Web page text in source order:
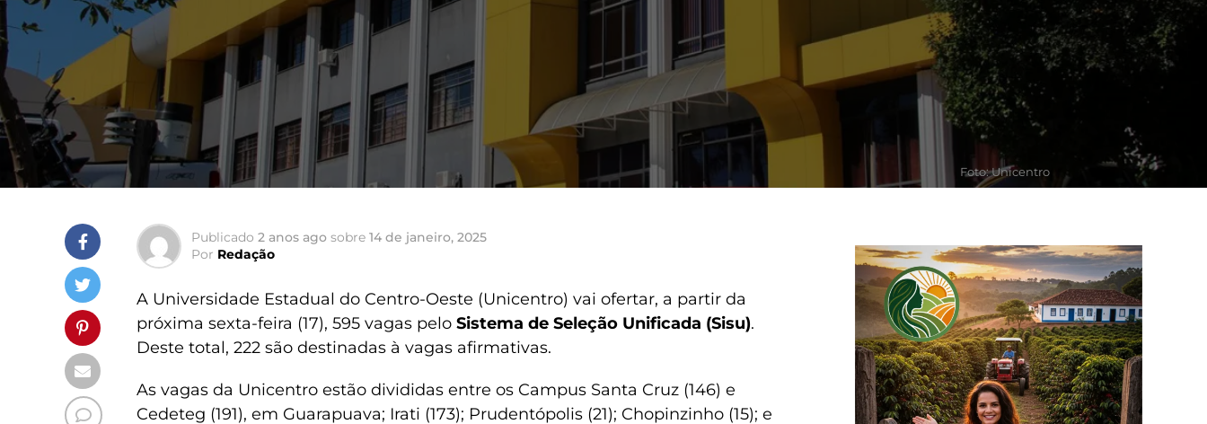
Foto: Unicentro
Publicado 2 anos ago sobre 14 de janeiro, 2025
Por Redação
A Universidade Estadual do Centro-Oeste (Unicentro) vai ofertar, a partir da
próxima sexta-feira (17), 595 vagas pelo Sistema de Seleção Unificada (Sisu).
Deste total, 222 são destinadas à vagas afirmativas.
As vagas da Unicentro estão divididas entre os Campus Santa Cruz (146) e
Cedeteg (191), em Guarapuava; Irati (173); Prudentópolis (21); Chopinzinho (15); e